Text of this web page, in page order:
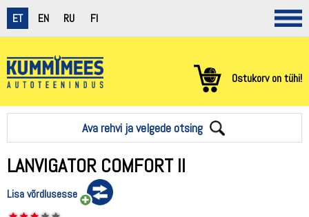
ET EN RU FI
Ostukorv on tühi!
Ava rehvi ja velgede otsing
LANVIGATOR COMFORT II
Lisa võrdlusesse